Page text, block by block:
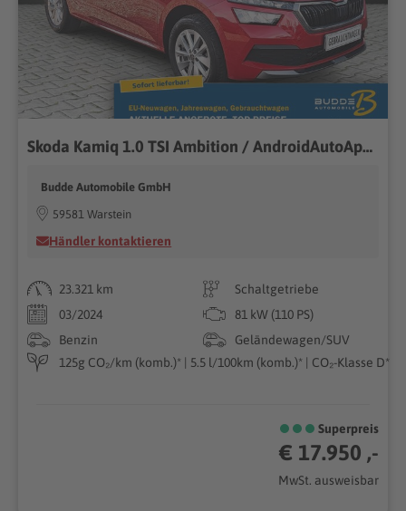
Skoda Kamiq 1.0 TSI Ambition / AndroidAutoAppleCarPlay
Budde Automobile GmbH
59581 Warstein
Händler kontaktieren
23.321 km
Schaltgetriebe
03/2024
81 kW (110 PS)
Benzin
Geländewagen/SUV
125g CO₂/km (komb.)* | 5.5 l/100km (komb.)* | CO₂-Klasse D*
Superpreis
€ 17.950 ,-
MwSt. ausweisbar